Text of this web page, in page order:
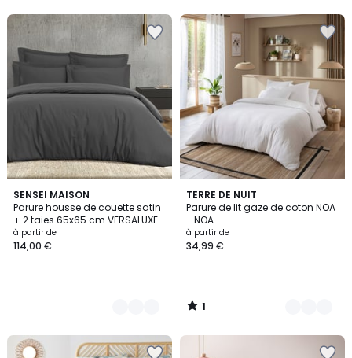
SENSEI MAISON
Parure housse de couette satin
+ 2 taies 65x65 cm VERSALUXE
UNI
à partir de
114,00 €
8
Couleurs
TERRE DE NUIT
Parure de lit gaze de coton NOA
- NOA
à partir de
34,99 €
1
/
5
3
Couleurs
1
/